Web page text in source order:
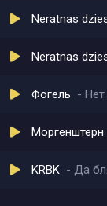
Neratnas
Neratnas
Фогель Нет
Моргенштерн
KRBK Да